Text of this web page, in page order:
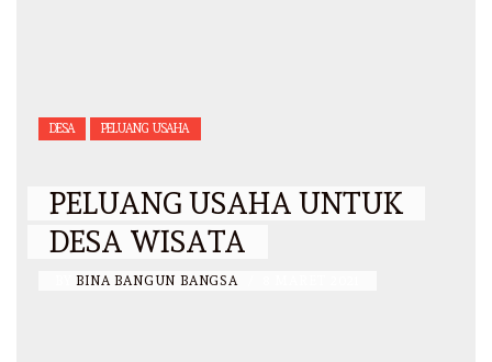
DESA PELUANG USAHA
PELUANG USAHA UNTUK
DESA WISATA
BINA BANGUN BANGSA